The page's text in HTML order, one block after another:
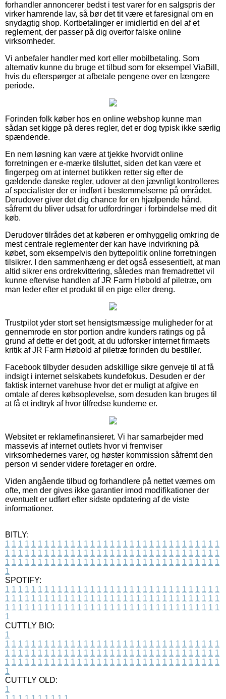
forhandler annoncerer bedst i test varer for en salgspris der
virker hamrende lav, så bør det tit være et faresignal om en
snydagtig shop. Kortbetalinger er imidlertid en del af et
reglement, der passer på dig overfor falske online
virksomheder.
Vi anbefaler handler med kort eller mobilbetaling. Som
alternativ kunne du bruge et tilbud som for eksempel ViaBill,
hvis du efterspørger at afbetale pengene over en længere
periode.
Forinden folk køber hos en online webshop kunne man
sådan set kigge på deres regler, det er dog typisk ikke særlig
spændende.
En nem løsning kan være at tjekke hvorvidt online
forretningen er e-mærke tilsluttet, siden det kan være et
fingerpeg om at internet butikken retter sig efter de
gældende danske regler, udover at den jævnligt kontrolleres
af specialister der er indført i bestemmelserne på området.
Derudover giver det dig chance for en hjælpende hånd,
såfremt du bliver udsat for udfordringer i forbindelse med dit
køb.
Derudover tilrådes det at køberen er omhyggelig omkring de
mest centrale reglementer der kan have indvirkning på
købet, som eksempelvis den byttepolitik online forretningen
tilsikrer. I den sammenhæng er det også essesentielt, at man
altid sikrer ens ordrekvittering, således man fremadrettet vil
kunne eftervise handlen af JR Farm Høbold af piletræ, om
man leder efter et produkt til en pige eller dreng.
Trustpilot yder stort set hensigtsmæssige muligheder for at
gennemrode en stor portion andre kunders ratings og på
grund af dette er det godt, at du udforsker internet firmaets
kritik af JR Farm Høbold af piletræ forinden du bestiller.
Facebook tilbyder desuden adskillige sikre genveje til at få
indsigt i internet selskabets kundefokus. Desuden er der
faktisk internet varehuse hvor det er muligt at afgive en
omtale af deres købsoplevelse, som desuden kan bruges til
at få et indtryk af hvor tilfredse kunderne er.
Websitet er reklamefinansieret. Vi har samarbejder med
massevis af internet outlets hvor vi fremviser
virksomhedernes varer, og høster kommission såfremt den
person vi sender videre foretager en ordre.
Viden angående tilbud og forhandlere på nettet værnes om
ofte, men der gives ikke garantier imod modifikationer der
eventuelt er udført efter sidste opdatering af de viste
informationer.
BITLY:
1 1 1 1 1 1 1 1 1 1 1 1 1 1 1 1 1 1 1 1 1 1 1 1 1 1 1 1 1 1 1 1 1
1 1 1 1 1 1 1 1 1 1 1 1 1 1 1 1 1 1 1 1 1 1 1 1 1 1 1 1 1 1 1 1 1
1 1 1 1 1 1 1 1 1 1 1 1 1 1 1 1 1 1 1 1 1 1 1 1 1 1 1 1 1 1 1 1 1
1
SPOTIFY:
1 1 1 1 1 1 1 1 1 1 1 1 1 1 1 1 1 1 1 1 1 1 1 1 1 1 1 1 1 1 1 1 1
1 1 1 1 1 1 1 1 1 1 1 1 1 1 1 1 1 1 1 1 1 1 1 1 1 1 1 1 1 1 1 1 1
1 1 1 1 1 1 1 1 1 1 1 1 1 1 1 1 1 1 1 1 1 1 1 1 1 1 1 1 1 1 1 1 1
1
CUTTLY BIO:
1
1 1 1 1 1 1 1 1 1 1 1 1 1 1 1 1 1 1 1 1 1 1 1 1 1 1 1 1 1 1 1 1 1
1 1 1 1 1 1 1 1 1 1 1 1 1 1 1 1 1 1 1 1 1 1 1 1 1 1 1 1 1 1 1 1 1
1 1 1 1 1 1 1 1 1 1 1 1 1 1 1 1 1 1 1 1 1 1 1 1 1 1 1 1 1 1 1 1 1
1
CUTTLY OLD:
1